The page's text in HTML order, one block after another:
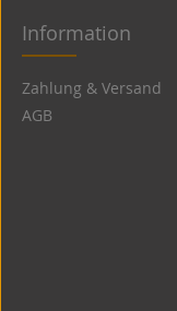
Information
Zahlung & Versand
AGB